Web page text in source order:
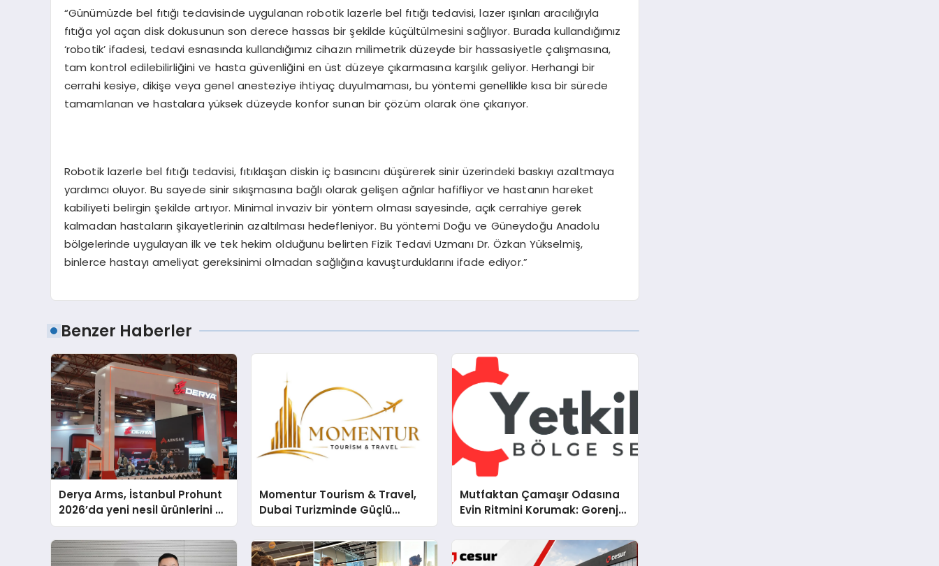
“Günümüzde bel fıtığı tedavisinde uygulanan robotik lazerle bel fıtığı tedavisi, lazer ışınları aracılığıyla
fıtığa yol açan disk dokusunun son derece hassas bir şekilde küçültülmesini sağlıyor. Burada kullandığımız
‘robotik’ ifadesi, tedavi esnasında kullandığımız cihazın milimetrik düzeyde bir hassasiyetle çalışmasına,
tam kontrol edilebilirliğini ve hasta güvenliğini en üst düzeye çıkarmasına karşılık geliyor. Herhangi bir
cerrahi kesiye, dikişe veya genel anesteziye ihtiyaç duyulmaması, bu yöntemi genellikle kısa bir sürede
tamamlanan ve hastalara yüksek düzeyde konfor sunan bir çözüm olarak öne çıkarıyor.
Robotik lazerle bel fıtığı tedavisi, fıtıklaşan diskin iç basıncını düşürerek sinir üzerindeki baskıyı azaltmaya
yardımcı oluyor. Bu sayede sinir sıkışmasına bağlı olarak gelişen ağrılar hafifliyor ve hastanın hareket
kabiliyeti belirgin şekilde artıyor. Minimal invaziv bir yöntem olması sayesinde, açık cerrahiye gerek
kalmadan hastaların şikayetlerinin azaltılması hedefleniyor. Bu yöntemi Doğu ve Güneydoğu Anadolu
bölgelerinde uygulayan ilk ve tek hekim olduğunu belirten Fizik Tedavi Uzmanı Dr. Özkan Yükselmiş,
binlerce hastayı ameliyat gereksinimi olmadan sağlığına kavuşturduklarını ifade ediyor.”
Benzer Haberler
Derya Arms, İstanbul Prohunt
2026’da yeni nesil ürünlerini ve
global marka vizyonunu
sergiledi
Momentur Tourism & Travel,
Dubai Turizminde Güçlü
Operasyon Ağıyla Fark
Yaratıyor
Mutfaktan Çamaşır Odasına
Evin Ritmini Korumak: Gorenje
Cihazlarında Dürüst Teknik
Destek Deneyimi